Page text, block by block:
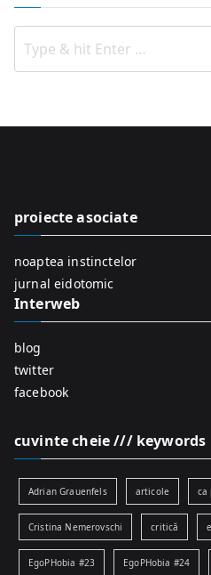
proiecte asociate
noaptea instinctelor
jurnal eidotomic
Interweb
blog
twitter
facebook
cuvinte cheie /// keywords
Adrian Grauenfels articole ca
Cristina Nemerovschi critică
EgoPHobia #23 EgoPHobia #24